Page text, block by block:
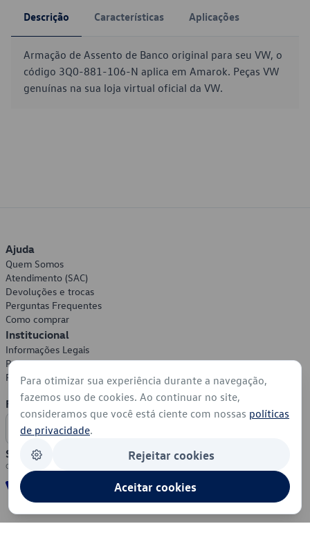
Descrição Características Aplicações
Armação de Assento de Banco original para seu VW, o
código 3Q0-881-106-N aplica em Amarok. Peças VW
genuínas na sua loja virtual oficial da VW.
Ajuda
Quem Somos
Atendimento (SAC)
Devoluções e trocas
Perguntas Frequentes
Como comprar
Institucional
Informações Legais
Política de Privacidade
Política de Cookies
Formas de Pagamento
Segurança
Para otimizar sua experiência durante a navegação,
fazemos uso de cookies. Ao continuar no site,
consideramos que você está ciente com nossas políticas
de privacidade.
Rejeitar cookies
Aceitar cookies